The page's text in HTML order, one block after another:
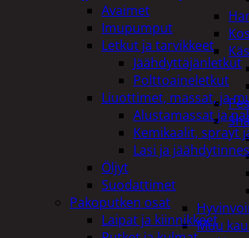
Muu
Avaimet
Imupumput
Letkut ja tarvikkeet
Jäähdyttäjänletkut
Polttoaineletkut
Liuottimet, massat, ja
Alustamassat ja
Kemikaalit, sprayt
Lasi ja
Öljyt
Suodattimet
Pakoputken osat
Laipat ja kiinnikkeet